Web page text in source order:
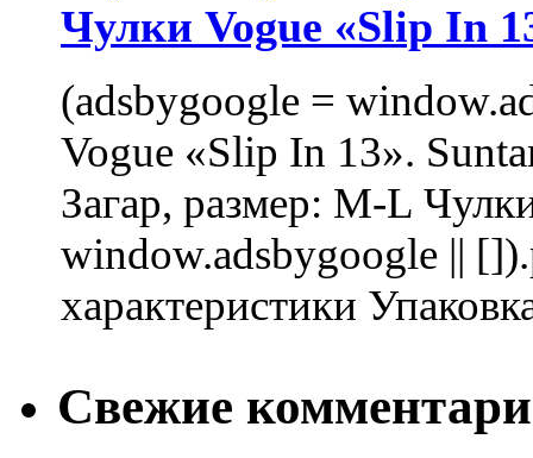
Чулки Vogue «Slip In
(adsbygoogle =
Vogue «Slip In 13».
Загар, размер: M-L
window.adsbygoogle ||
характеристики
Свежие